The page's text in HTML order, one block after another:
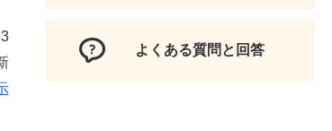
よくある質問と回答